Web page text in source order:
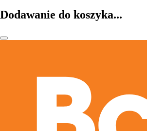
Dodawanie do koszyka...